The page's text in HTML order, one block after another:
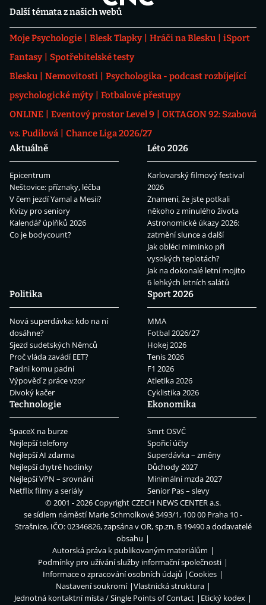
Další témata z našich webů
Moje Psychologie Blesk Tlapky Hráči na Blesku
iSport
Fantasy
Spotřebitelské testy
Blesku
Nemovitosti
Psychologika - podcast rozbíjející
psychologické mýty
Fotbalové přestupy
ONLINE
Eventový prostor Level 9
OKTAGON 92: Szabová
vs. Pudilová
Chance Liga 2026/27
Aktuálně
Epicentrum
Neštovice: příznaky, léčba
V čem jezdí Yamal a Mesii?
Kvízy pro seniory
Kalendář úplňků 2026
Co je bodycount?
Léto 2026
Karlovarský filmový festival
2026
Znamení, že jste potkali
někoho z minulého života
Astronomické úkazy 2026:
zatmění slunce a další
Jak obléci miminko při
vysokých teplotách?
Jak na dokonalé letní mojito
6 lehkých letních salátů
Politika
Nová superdávka: kdo na ní
dosáhne?
Sjezd sudetských Němců
Proč vláda zavádí EET?
Padni komu padni
Výpověď z práce vzor
Divoký kačer
Sport 2026
MMA
Fotbal 2026/27
Hokej 2026
Tenis 2026
F1 2026
Atletika 2026
Cyklistika 2026
Technologie
SpaceX na burze
Nejlepší telefony
Nejlepší AI zdarma
Nejlepší chytré hodinky
Nejlepší VPN – srovnání
Netflix filmy a seriály
Ekonomika
Smrt OSVČ
Spořicí účty
Superdávka – změny
Důchody 2027
Minimální mzda 2027
Senior Pas – slevy
© 2001 - 2026 CopyrightCZECH NEWS CENTER a.s.
se sídlem náměstí Marie Schmolkové 3493/1, 100 00 Praha 10 -
Strašnice, IČO: 02346826, zapsána v OR, sp.zn. B 19490 a dodavatelé
obsahu
Autorská práva k publikovaným materiálům
Podmínky pro užívání služby informační společnosti
Informace o zpracování osobních údajů
Cookies
Nastavení soukromí
Vlastnická struktura
Jednotná kontaktní místa / Single Points of Contact
Etický kodex